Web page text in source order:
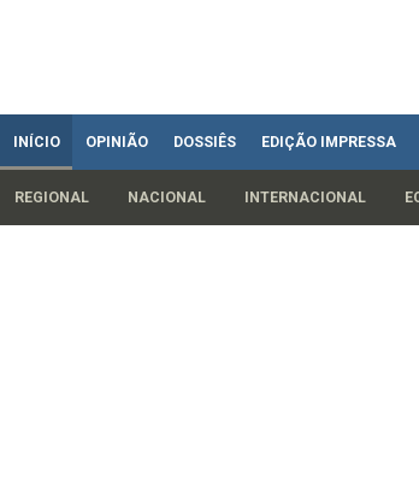
INÍCIO OPINIÃO DOSSIÊS EDIÇÃO IMPRESSA
REGIONAL NACIONAL INTERNACIONAL